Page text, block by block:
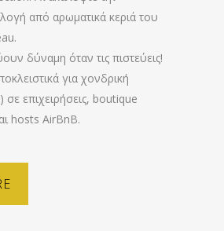
από αρωματικά κεριά του
δύναμη όταν τις πιστεύεις!
για χονδρική
επιχειρήσεις, boutique
hosts AirBnB.